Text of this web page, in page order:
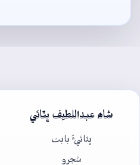
شاھ عبداللطيف ڀٽائي
ڀٽائيءَ بابت
شجرو